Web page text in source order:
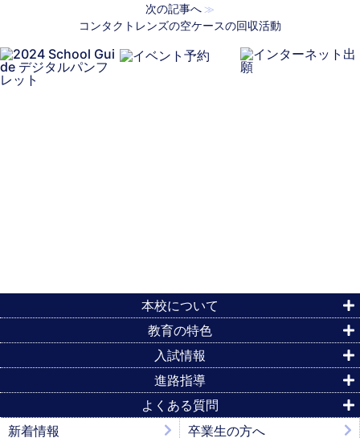
次の記事へ ≫
コンタクトレンズの空ケースの回収活動
本校について
教育の特色
入試情報
進路指導
よくある質問
新着情報
卒業生の方へ